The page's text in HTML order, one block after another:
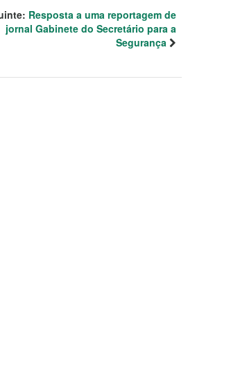
Resposta a uma reportagem de
jornal Gabinete do Secretário para a
Segurança